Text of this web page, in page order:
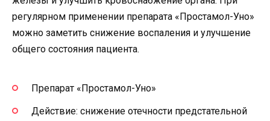
регулярном применении препарата «Простамол-Уно»
можно заметить снижение воспаления и улучшение
общего состояния пациента.
Препарат «Простамол-Уно»
Действие: снижение отечности предстательной